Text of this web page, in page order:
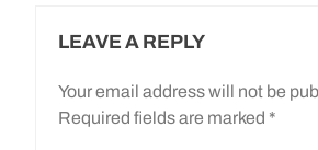
LEAVE A REPLY
Your email address will not be
Required fields are marked *